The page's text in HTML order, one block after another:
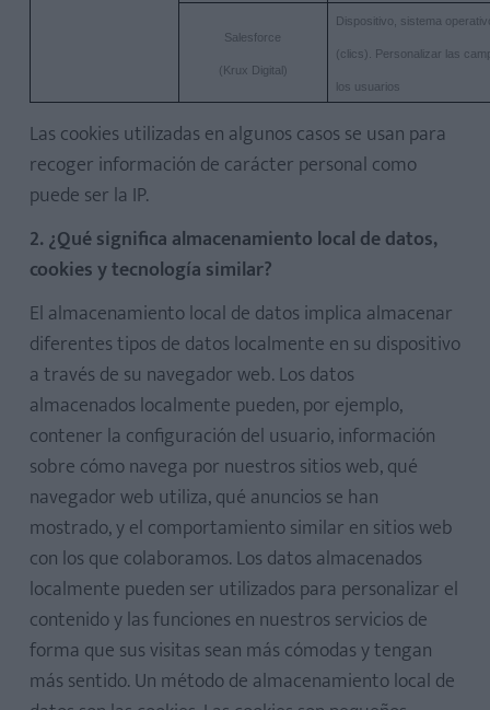
Salesforce
(Krux Digital)
Dispositivo, sistema
(clics). Personalizar las
los usuarios
Las cookies utilizadas en algunos casos se usan para
recoger información de carácter personal como
puede ser la IP.
2. ¿Qué significa almacenamiento local de datos,
cookies y tecnología similar?
El almacenamiento local de datos implica almacenar
diferentes tipos de datos localmente en su dispositivo
a través de su navegador web. Los datos
almacenados localmente pueden, por ejemplo,
contener la configuración del usuario, información
sobre cómo navega por nuestros sitios web, qué
navegador web utiliza, qué anuncios se han
mostrado, y el comportamiento similar en sitios web
con los que colaboramos. Los datos almacenados
localmente pueden ser utilizados para personalizar el
contenido y las funciones en nuestros servicios de
forma que sus visitas sean más cómodas y tengan
más sentido. Un método de almacenamiento local de